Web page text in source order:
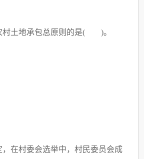
村土地承包总原则的是( )。
，在村委会选举中，村民委员会成